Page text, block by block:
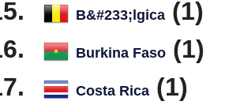
B&#233;lgica (1)
Burkina Faso (1)
Costa Rica (1)